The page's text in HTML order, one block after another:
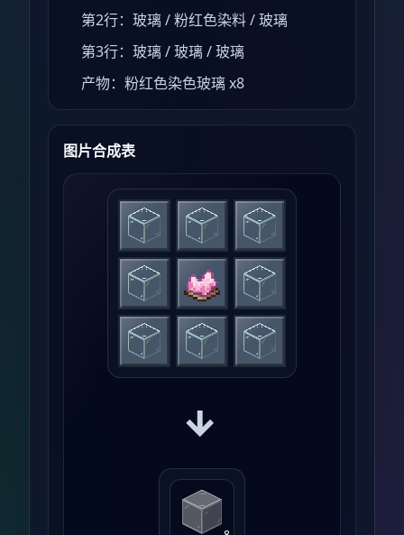
第2行：玻璃 / 粉红色染料 / 玻璃
第3行：玻璃 / 玻璃 / 玻璃
产物：粉红色染色玻璃 x8
图片合成表
→